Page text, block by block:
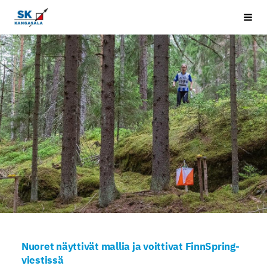
Siirry
sivun
sisältöön
Kangasala SK
Nuoret näyttivät mallia ja voittivat FinnSpring-
viestissä